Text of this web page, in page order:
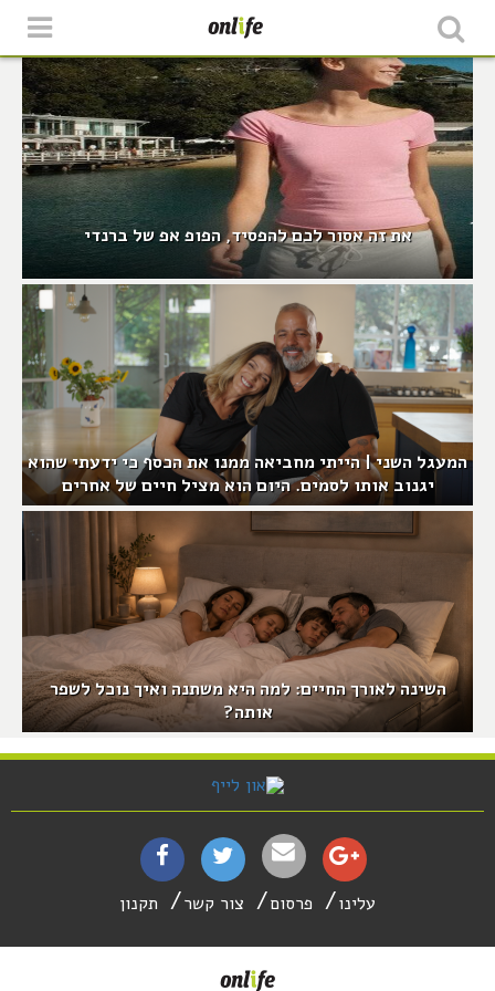
את זה אסור לכם להפסיד, הפופ אפ של ברנדי
המעגל השני | הייתי מחביאה ממנו את הכסף כי ידעתי שהוא
יגנוב אותו לסמים. היום הוא מציל חיים של אחרים
השינה לאורך החיים: למה היא משתנה ואיך נוכל לשפר
אותה?
עלינו פרסום צור קשר תקנון